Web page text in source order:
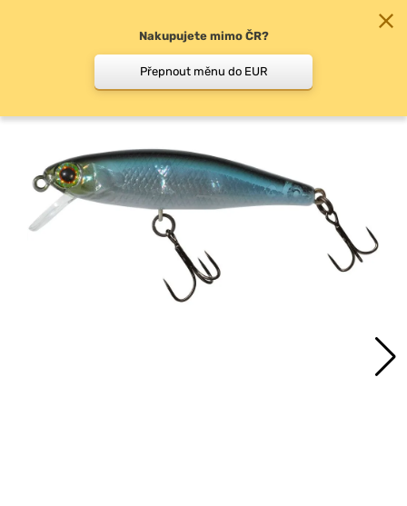
Nakupujete mimo ČR?
Přepnout měnu do EUR